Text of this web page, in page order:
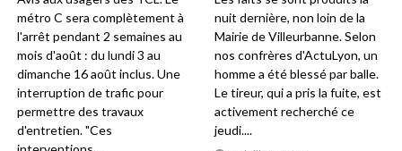
métro C sera complètement à
l'arrêt pendant 2 semaines au
mois d'août : du lundi 3 au
dimanche 16 août inclus. Une
interruption de trafic pour
permettre des travaux
d'entretien. "Ces
nuit dernière, non loin de la
Mairie de Villeurbanne. Selon
nos confrères d'ActuLyon, un
homme a été blessé par balle.
Le tireur, qui a pris la fuite, est
activement recherché ce
jeudi....